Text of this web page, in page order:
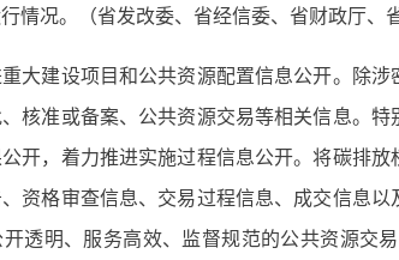
情况。（省发改委、省经信委、省财政厅、
建设项目和公共资源配置信息公开。除涉
核准或备案、公共资源交易等相关信息。
开，着力推进实施过程信息公开。将碳排
资格审查信息、交易过程信息、成交信息
透明、服务高效、监督规范的公共资源交